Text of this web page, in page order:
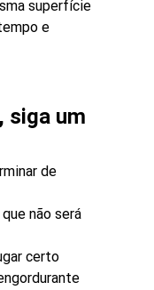
superfície
e
siga um
de
não será
certo